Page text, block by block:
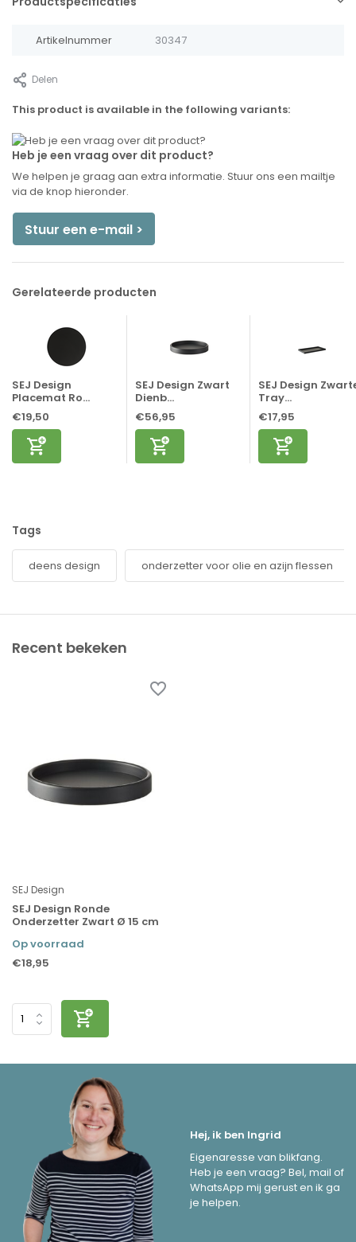
Artikelnummer 30347
Delen
This product is available in the following variants:
Heb je een vraag over dit product?
We helpen je graag aan extra informatie. Stuur ons een mailtje
via de knop hieronder.
Stuur een e-mail >
Gerelateerde producten
SEJ Design
Placemat Ro...
€19,50
SEJ Design Zwart
Dienb...
€56,95
SEJ Design
Tray...
€17,95
Tags
deens design onderzetter voor olie en azijn flessen
Recent bekeken
SEJ Design
SEJ Design Ronde
Onderzetter Zwart Ø 15 cm
Op voorraad
€18,95
Hej, ik ben Ingrid
Eigenaresse van blikfang.
Heb je een vraag? Bel, mail of
WhatsApp mij gerust en ik ga
je helpen.